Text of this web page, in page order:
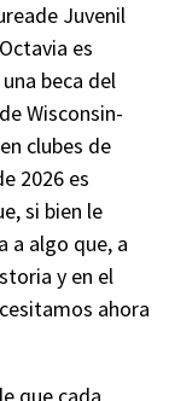
Juvenil
es
beca del
Wisconsin-
clubes de
2026 es
si bien le
a algo que, a
y en el
ahora